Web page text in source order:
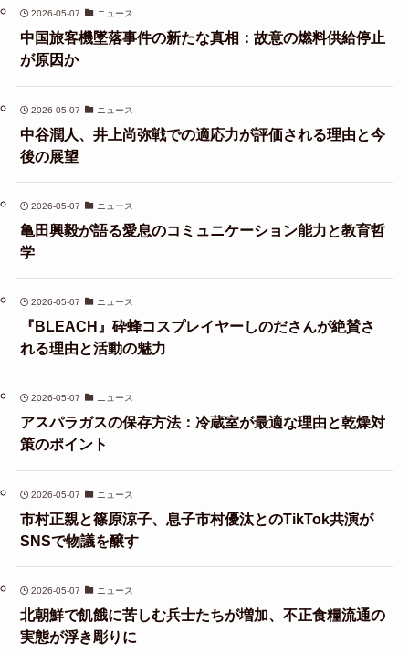
2026-05-07 ニュース
中国旅客機墜落事件の新たな真相：故意の燃料供給停止
が原因か
2026-05-07 ニュース
中谷潤人、井上尚弥戦での適応力が評価される理由と今
後の展望
2026-05-07 ニュース
亀田興毅が語る愛息のコミュニケーション能力と教育哲
学
2026-05-07 ニュース
『BLEACH』砕蜂コスプレイヤーしのださんが絶賛さ
れる理由と活動の魅力
2026-05-07 ニュース
アスパラガスの保存方法：冷蔵室が最適な理由と乾燥対
策のポイント
2026-05-07 ニュース
市村正親と篠原涼子、息子市村優汰とのTikTok共演が
SNSで物議を醸す
2026-05-07 ニュース
北朝鮮で飢餓に苦しむ兵士たちが増加、不正食糧流通の
実態が浮き彫りに